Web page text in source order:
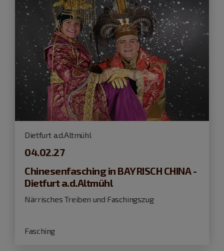
Dietfurt a.d.Altmühl
04.02.27
Chinesenfasching in BAYRISCH CHINA -
Dietfurt a.d.Altmühl
Närrisches Treiben und Faschingszug
Fasching